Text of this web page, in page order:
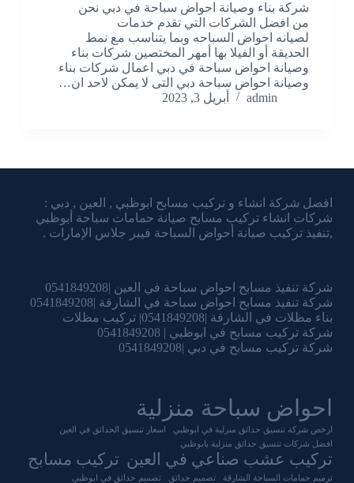
شركة بناء وصيانة احواض سباحة في دبي نحن
من افضل الشركات التي تقدم خدمات
لصيانه احواض السباحه وبما يتناسب مع نمط
الحديقة أو الفيلا بها أمهر المختصين شركات بناء
وصيانة احواض سباحة في دبي اعمال شركات بناء
وصيانة احواض سباحة دبي التى لا يمكن لاحد ان…
admin
أبريل 3, 2023
افضل شركة انشاء و تركيب مسابح ابوظبي , العين , دبي :
شركات انشاء تركيب مسابح صيانة حمامات سباحة أبوظبي
,تنفيذ تركيب صيانة أحواض السباحة فيبر جلاس الإمارات .
شركة تنفيذ مسابح احواض سباحة في العين |0541849208
شركة تنفيذ مسابح احواض سباحة في الشارقة |0541849208
بناء مظلات في الشارقة |0541849208| تركيب مظلات
شركة تركيب مسابح في ابوظبي | 0541849208
شركة تركيب مسابح في دبي |0541849208
احواض سباحة منزلية
ارخص شركة تنسيق حدائق منزلية في ابوظبي
اسعار تنسيق الحدائق في العين
افضل شركات تنسيق حدائق منزلية بابوظبي
تركيب عشب صناعي في العين تركيب مسابح
ترميم حمامات السباحة الشارقة تصميم حدائق تصميم حدائق في ابوظبي